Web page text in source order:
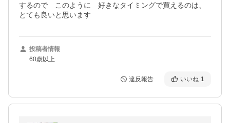
するので　このように　好きなタイミングで買えるのは、
とても良いと思います
投稿者情報
60歳以上
違反報告 いいね 1